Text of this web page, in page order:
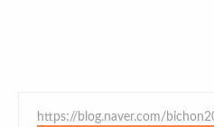
https://blog.naver.com/